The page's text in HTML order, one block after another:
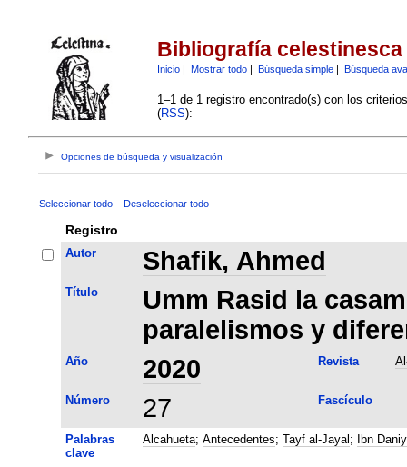
Bibliografía celestinesca
Inicio| Mostrar todo| Búsqueda simple| Búsqueda
1–1 de 1 registro encontrado(s) con los
(RSS):
Opciones de búsqueda y visualización
Seleccionar todo Deseleccionar todo
Registro
Autor Shafik, Ahmed
Título
Umm Rasid la
paralelismos y
Año 2020 Revista
Número 27 Fascículo
Palabras
clave
Alcahueta; Antecedentes; Tayf al-Jayal ; Ibn